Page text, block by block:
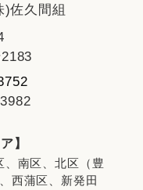
佐久間組
】
、南区、北区（豊
西蒲区、新発田